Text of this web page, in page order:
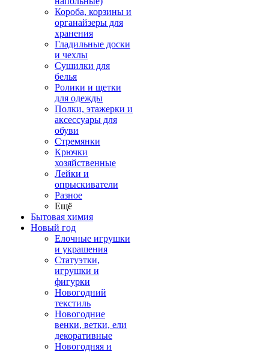
Короба, корзины и
органайзеры для
хранения
Гладильные доски
и чехлы
Сушилки для
белья
Ролики и щетки
для одежды
Полки, этажерки и
аксессуары для
обуви
Стремянки
Крючки
хозяйственные
Лейки и
опрыскиватели
Разное
Ещё
Бытовая химия
Новый год
Елочные игрушки
и украшения
Статуэтки,
игрушки и
фигурки
Новогодний
текстиль
Новогодние
венки, ветки, ели
декоративные
Новогодняя и